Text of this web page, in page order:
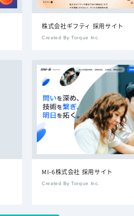
株式会社ギフティ 採用サイト
Created By Torque Inc.
MI-6株式会社 採用サイト
Created By Torque Inc.